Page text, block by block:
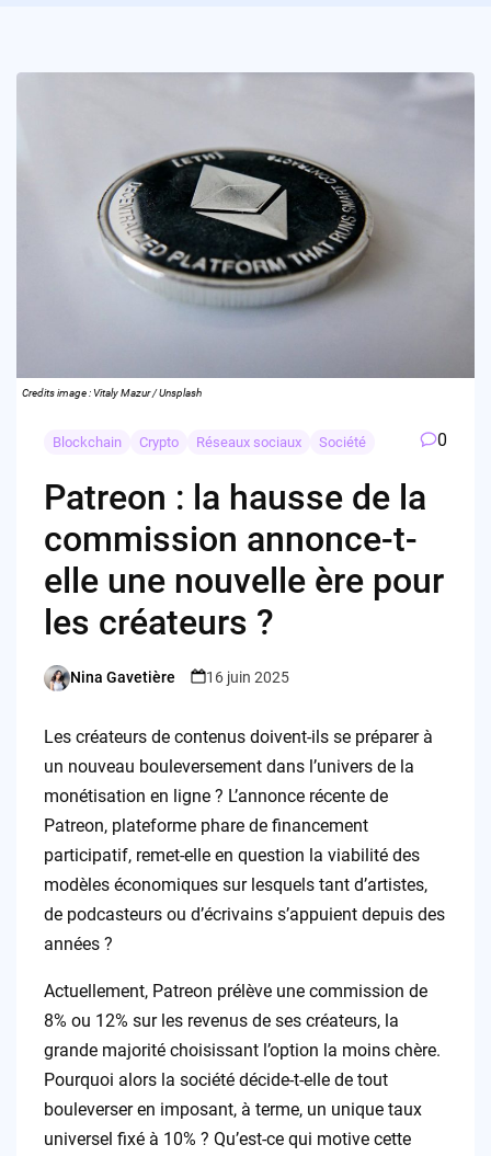
Credits image : Vitaly Mazur / Unsplash
Blockchain Crypto Réseaux sociaux Société 0
Patreon : la hausse de la
commission annonce-t-
elle une nouvelle ère pour
les créateurs ?
Posted
Nina Gavetière 16 juin 2025
Les créateurs de contenus doivent-ils se préparer à
un nouveau bouleversement dans l’univers de la
monétisation en ligne ? L’annonce récente de
Patreon, plateforme phare de financement
participatif, remet-elle en question la viabilité des
modèles économiques sur lesquels tant d’artistes,
de podcasteurs ou d’écrivains s’appuient depuis des
années ?
Actuellement, Patreon prélève une commission de
8% ou 12% sur les revenus de ses créateurs, la
grande majorité choisissant l’option la moins chère.
Pourquoi alors la société décide-t-elle de tout
bouleverser en imposant, à terme, un unique taux
universel fixé à 10% ? Qu’est-ce qui motive cette